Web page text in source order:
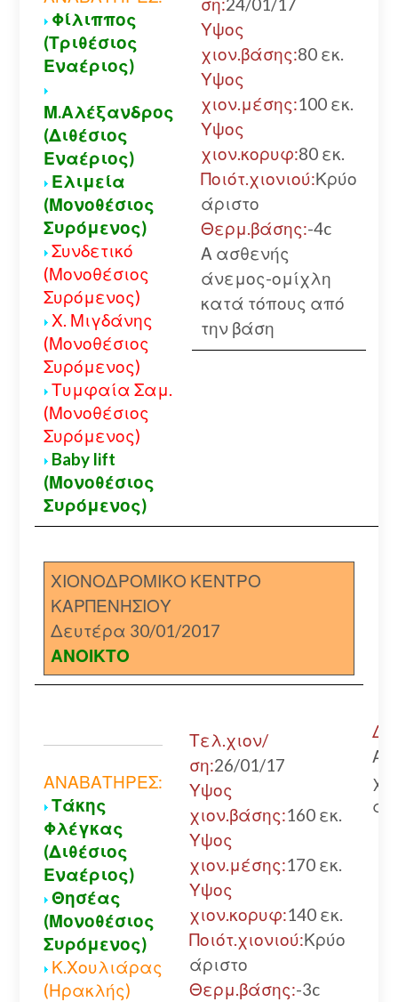
Φίλιππος
(Τριθέσιος
Εναέριος)
Μ.Αλέξανδρος
(Διθέσιος
Εναέριος)
Ελιμεία
(Μονοθέσιος
Συρόμενος)
Συνδετικό
(Μονοθέσιος
Συρόμενος)
Χ. Μιγδάνης
(Μονοθέσιος
Συρόμενος)
Τυμφαία Σαμ.
(Μονοθέσιος
Συρόμενος)
Baby lift
(Μονοθέσιος
Συρόμενος)
ση:24/01/17
Υψος
χιον.βάσης:80 εκ.
Υψος
χιον.μέσης:100 εκ.
Υψος
χιον.κορυφ:80 εκ.
Ποιότ.χιονιού:Κρύο
άριστο
Θερμ.βάσης:-4c
Α ασθενής
άνεμος-ομίχλη
κατά τόπους από
την βάση
ΧΙΟΝΟΔΡΟΜΙΚΟ ΚΕΝΤΡΟ
ΚΑΡΠΕΝΗΣΙΟΥ
Δευτέρα 30/01/2017
ΑΝΟΙΚΤΟ
ΑΝΑΒΑΤΗΡΕΣ:
Τάκης
Φλέγκας
(Διθέσιος
Εναέριος)
Θησέας
(Μονοθέσιος
Συρόμενος)
Κ.Χουλιάρας
(Ηρακλής)
Τελ.χιον/
ση:26/01/17
Υψος
χιον.βάσης:160 εκ.
Υψος
χιον.μέσης:170 εκ.
Υψος
χιον.κορυφ:140 εκ.
Ποιότ.χιονιού:Κρύο
άριστο
Θερμ.βάσης:-3c